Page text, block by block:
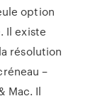
option
Il existe
résolution
–
Mac. Il